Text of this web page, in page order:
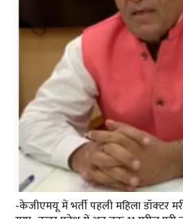
-केजीएमयू में भर्ती पहली महिला डॉक्‍टर